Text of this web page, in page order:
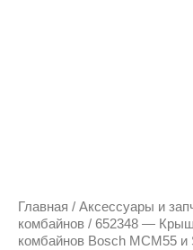
Главная / Аксессуары и
комбайнов / 652348 —
комбайнов Bosch MCM55 и